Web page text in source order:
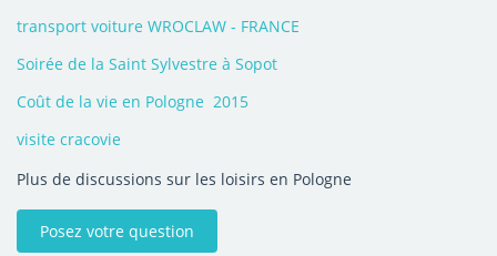
transport voiture WROCLAW - FRANCE
Soirée de la Saint Sylvestre à Sopot
Coût de la vie en Pologne  2015
visite cracovie
Plus de discussions sur les loisirs en Pologne
Posez votre question